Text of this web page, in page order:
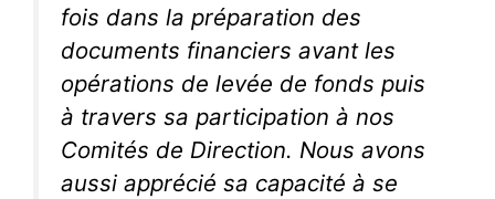
fois dans la préparation des
documents financiers avant les
opérations de levée de fonds puis
à travers sa participation à nos
Comités de Direction. Nous avons
aussi apprécié sa capacité à se